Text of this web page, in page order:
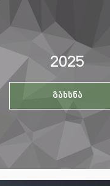
2025
გახსნა